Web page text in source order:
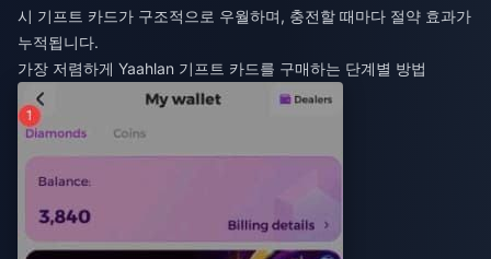
시 기프트 카드가 구조적으로 우월하며, 충전할 때마다 절약 효과가
누적됩니다.
가장 저렴하게 Yaahlan 기프트 카드를 구매하는 단계별 방법